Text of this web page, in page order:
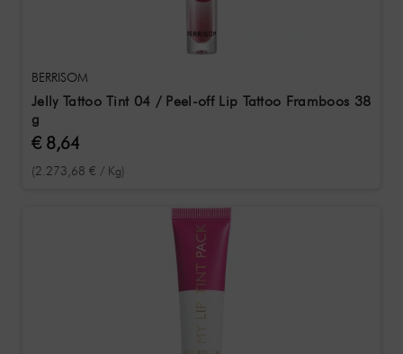
BERRISOM
Jelly Tattoo Tint 04 / Peel-off Lip Tattoo Framboos 38
g
€ 8,64
(2.273,68 € / Kg)